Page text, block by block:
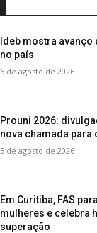
Ideb mostra
no país
6 de agosto de 2026
Prouni 2026:
nova chamada para
5 de agosto de 2026
Em Curitiba, FAS
mulheres e celebra
superação